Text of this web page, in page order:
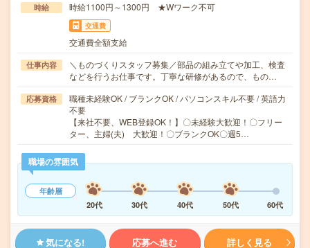
時給 時給1100円～1300円 ★Wワーク不可
交通費
交通費全額支給
仕事内容
＼ものづくりスタッフ募集／部品の組み立てや加工、検査
などを行うお仕事です。丁寧な研修があるので、もの…
応募資格
職種未経験OK / ブランクOK / パソコンスキル不要 / 英語力
不要
【来社不要、WEB登録OK！】〇未経験大歓迎！〇フリー
ター、主婦(夫) 大歓迎！〇ブランクOK〇週5…
職場の雰囲気
年齢層
20代
30代 40代 50代 60代
気になる! 応募へ進む 詳しく見る